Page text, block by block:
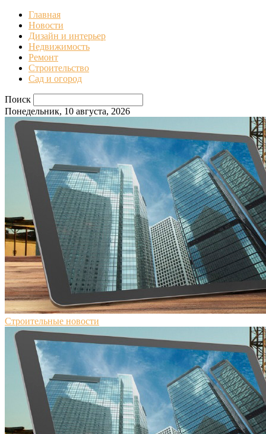
Главная
Новости
Дизайн и интерьер
Недвижимость
Ремонт
Строительство
Сад и огород
Поиск
Понедельник, 10 августа, 2026
Строительные новости